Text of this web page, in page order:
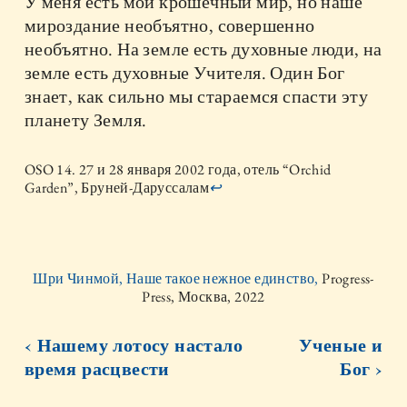
мироздание необъятно, совершенно
необъятно. На земле есть духовные люди, на
земле есть духовные Учителя. Один Бог
знает, как сильно мы стараемся спасти эту
планету Земля.
OSO 14. 27 и 28 января 2002 года, отель “Orchid
Garden”, Бруней-Даруссалам↩
Шри Чинмой, Наше такое нежное единство,Progress-
Press, Москва, 2022
‹ Нашему лотосу настало
время расцвести
Ученые и
Бог ›